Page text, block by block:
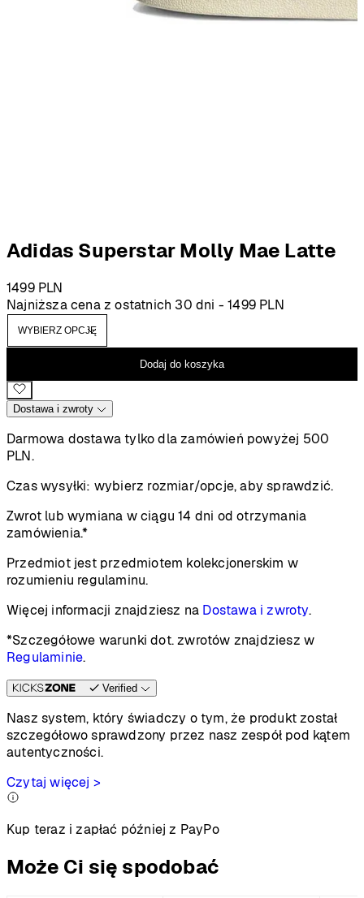
Adidas Superstar Molly Mae Latte
1499 PLN
Najniższa cena z ostatnich 30 dni -1499 PLN
Dodaj do koszyka
Dostawa i zwroty
Darmowa dostawa tylko dla zamówień powyżej 500
PLN.
Czas wysyłki: wybierz rozmiar/opcje, aby sprawdzić.
Zwrot lub wymiana w ciągu 14 dni od otrzymania
zamówienia.*
Przedmiot jest przedmiotem kolekcjonerskim w
rozumieniu regulaminu.
Więcej informacji znajdziesz na Dostawa i zwroty.
*Szczegółowe warunki dot. zwrotów znajdziesz w
Regulaminie.
Verified
Nasz system, który świadczy o tym, że produkt został
szczegółowo sprawdzony przez nasz zespół pod kątem
autentyczności.
Czytaj więcej >
Kup teraz i zapłać później z PayPo
Może Ci się spodobać